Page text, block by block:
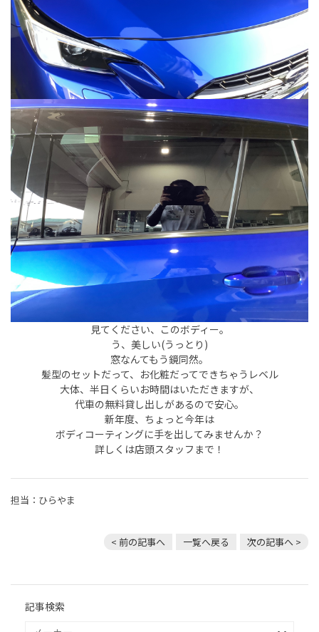
見てください、このボディー。
う、美しい(うっとり)
窓なんてもう鏡同然。
髪型のセットだって、お化粧だってできちゃうレベル
大体、半日くらいお時間はいただきますが、
代車の無料貸し出しがあるので安心。
新年度、ちょっと今年は
ボディコーティングに手を出してみませんか？
詳しくは店頭スタッフまで！
担当：ひらやま
< 前の記事へ 一覧へ戻る 次の記事へ >
記事検索